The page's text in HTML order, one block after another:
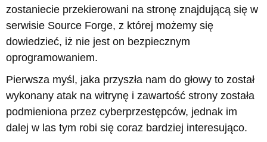
zostaniecie przekierowani na stronę znajdującą się w
serwisie Source Forge, z której możemy się
dowiedzieć, iż nie jest on bezpiecznym
oprogramowaniem.
Pierwsza myśl, jaka przyszła nam do głowy to został
wykonany atak na witrynę i zawartość strony została
podmieniona przez cyberprzestępców, jednak im
dalej w las tym robi się coraz bardziej interesująco.